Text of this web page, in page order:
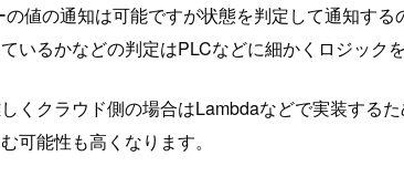
値の通知は可能ですが状態を判定して通知す
るかなどの判定はPLCなどに細かくロジック
クラウド側の場合はLambdaなどで実装する
可能性も高くなります。